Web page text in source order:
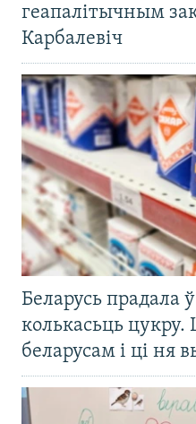
геапалітычным
Карбалевіч
Беларусь прадала
колькасьць цукру.
беларусам і ці ня